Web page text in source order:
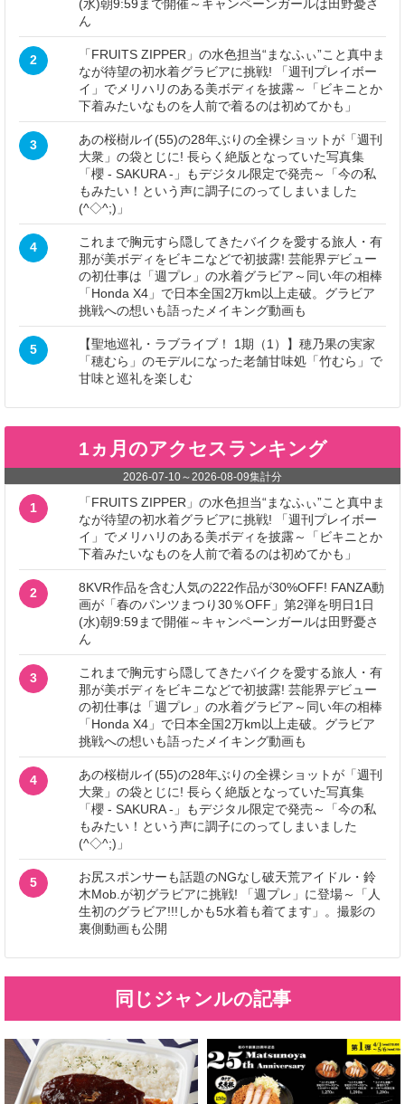
(水)朝9:59まで開催～キャンペーンガールは田野憂さ
ん
2
「FRUITS ZIPPER」の水色担当“まなふぃ”こと真中ま
なが待望の初水着グラビアに挑戦! 「週刊プレイボー
イ」でメリハリのある美ボディを披露～「ビキニとか
下着みたいなものを人前で着るのは初めてかも」
3
あの桜樹ルイ(55)の28年ぶりの全裸ショットが「週刊
大衆」の袋とじに! 長らく絶版となっていた写真集
「櫻 - SAKURA -」もデジタル限定で発売～「今の私
もみたい！という声に調子にのってしまいました
(^◇^;)」
4
これまで胸元すら隠してきたバイクを愛する旅人・有
那が美ボディをビキニなどで初披露! 芸能界デビュー
の初仕事は「週プレ」の水着グラビア～同い年の相棒
「Honda X4」で日本全国2万km以上走破。グラビア
挑戦への想いも語ったメイキング動画も
5
【聖地巡礼・ラブライブ！ 1期（1）】穂乃果の実家
「穂むら」のモデルになった老舗甘味処「竹むら」で
甘味と巡礼を楽しむ
1ヵ月のアクセスランキング
2026-07-10～2026-08-09集計分
1
「FRUITS ZIPPER」の水色担当“まなふぃ”こと真中ま
なが待望の初水着グラビアに挑戦! 「週刊プレイボー
イ」でメリハリのある美ボディを披露～「ビキニとか
下着みたいなものを人前で着るのは初めてかも」
2
8KVR作品を含む人気の222作品が30%OFF! FANZA動
画が「春のパンツまつり30％OFF」第2弾を明日1日
(水)朝9:59まで開催～キャンペーンガールは田野憂さ
ん
3
これまで胸元すら隠してきたバイクを愛する旅人・有
那が美ボディをビキニなどで初披露! 芸能界デビュー
の初仕事は「週プレ」の水着グラビア～同い年の相棒
「Honda X4」で日本全国2万km以上走破。グラビア
挑戦への想いも語ったメイキング動画も
4
あの桜樹ルイ(55)の28年ぶりの全裸ショットが「週刊
大衆」の袋とじに! 長らく絶版となっていた写真集
「櫻 - SAKURA -」もデジタル限定で発売～「今の私
もみたい！という声に調子にのってしまいました
(^◇^;)」
5
お尻スポンサーも話題のNGなし破天荒アイドル・鈴
木Mob.が初グラビアに挑戦! 「週プレ」に登場～「人
生初のグラビア!!!しかも5水着も着てます」。撮影の
裏側動画も公開
同じジャンルの記事